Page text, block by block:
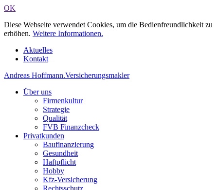
OK
Diese Webseite verwendet Cookies, um die Bedienfreundlichkeit zu
erhöhen. Weitere Informationen.
Aktuelles
Kontakt
Andreas Hoffmann.Versicherungsmakler
Über uns
Firmenkultur
Strategie
Qualität
FVB Finanzcheck
Privatkunden
Baufinanzierung
Gesundheit
Haftpflicht
Hobby
Kfz-Versicherung
Rechtsschutz